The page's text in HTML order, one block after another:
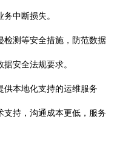
中断损失。
检测等安全措施，防范数据
安全法规要求。
供本地化支持的运维服务
支持，沟通成本更低，服务